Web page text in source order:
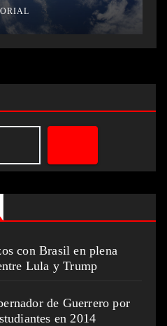
con Brasil en plena
Lula y Trump
de Guerrero por
en 2014